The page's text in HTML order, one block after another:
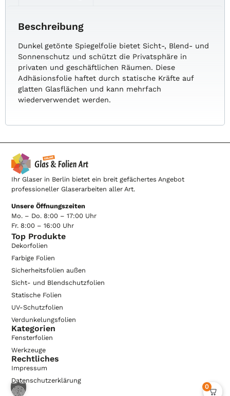
Beschreibung
Dunkel getönte Spiegelfolie bietet Sicht-, Blend- und
Sonnenschutz und schützt die Privatsphäre in
privaten und geschäftlichen Räumen. Diese
Adhäsionsfolie haftet durch statische Kräfte auf
glatten Glasflächen und kann mehrfach
wiederverwendet werden.
Ihr Glaser in Berlin bietet ein breit gefächertes Angebot
professioneller Glaserarbeiten aller Art.
Unsere Öffnungszeiten
Mo. – Do. 8:00 – 17:00 Uhr
Fr. 8:00 – 16:00 Uhr
Top Produkte
Dekorfolien
Farbige Folien
Sicherheitsfolien außen
Sicht- und Blendschutzfolien
Statische Folien
UV-Schutzfolien
Verdunkelungsfolien
Kategorien
Fensterfolien
Werkzeuge
Rechtliches
Impressum
Datenschutzerklärung
0